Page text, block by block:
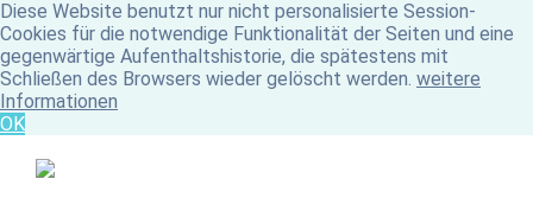
Diese Website benutzt nur nicht personalisierte Session-
Cookies für die notwendige Funktionalität der Seiten und eine
gegenwärtige Aufenthaltshistorie, die spätestens mit
Schließen des Browsers wieder gelöscht werden. weitere
Informationen
OK